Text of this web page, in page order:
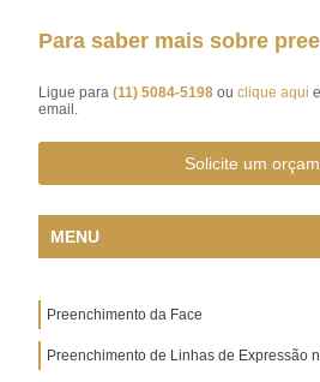
Para saber mais sobre
Ligue para(11) 5084-5198ouclique aqui
email.
Solicite um
MENU
Preenchimento da Face
Preenchimento de Linhas de Expressão